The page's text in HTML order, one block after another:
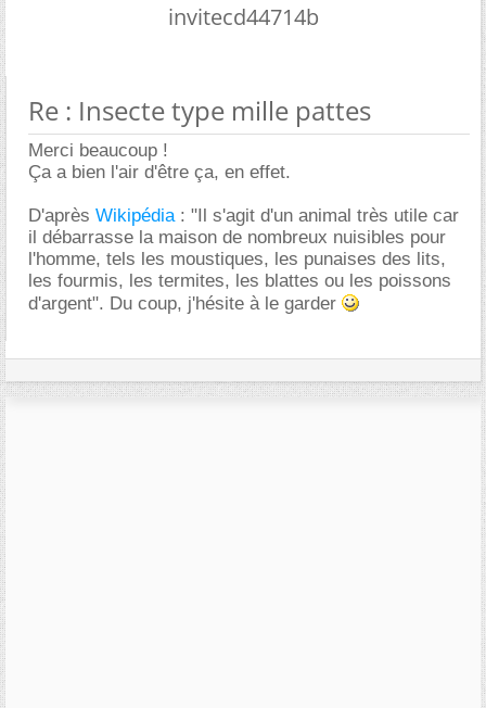
invitecd44714b
Re : Insecte type mille pattes
Merci beaucoup !
Ça a bien l'air d'être ça, en effet.
D'après Wikipédia: "Il s'agit d'un animal très utile car
il débarrasse la maison de nombreux nuisibles pour
l'homme, tels les moustiques, les punaises des lits,
les fourmis, les termites, les blattes ou les poissons
d'argent". Du coup, j'hésite à le garder